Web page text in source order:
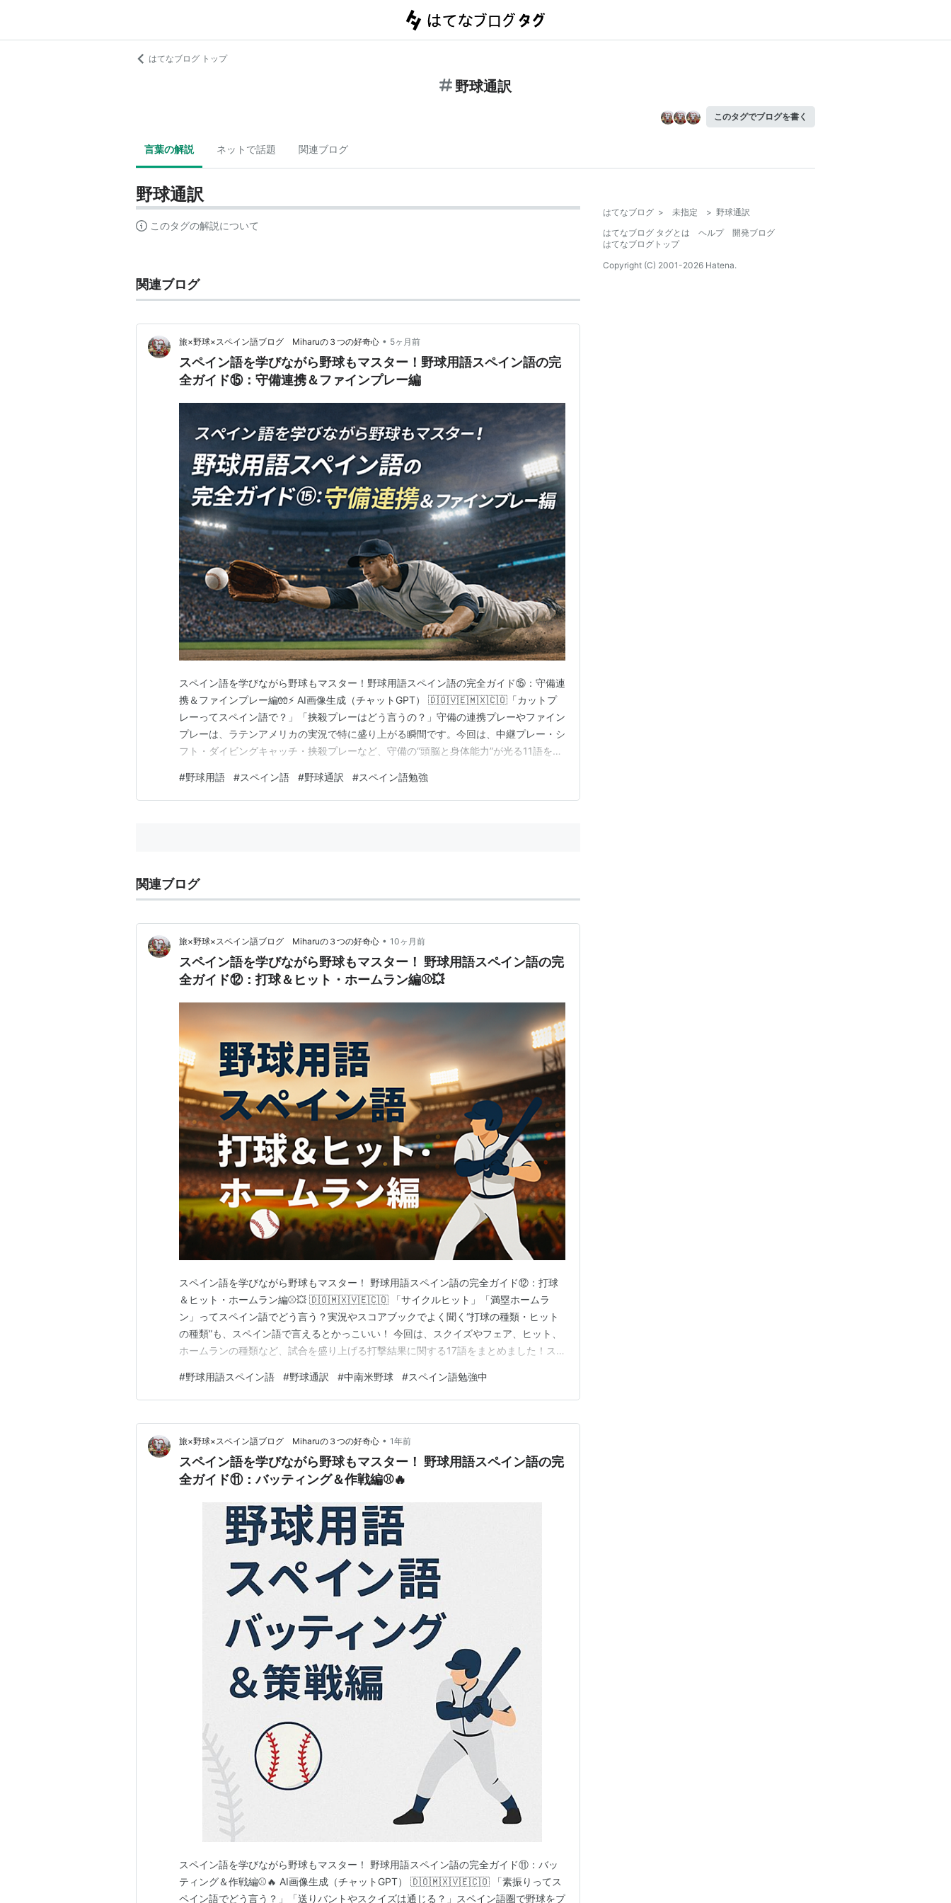
はてなブログ トップ
野球通訳
このタグでブログを書く
言葉の解説 ネットで話題 関連ブログ
野球通訳
このタグの解説について
関連ブログ
旅×野球×スペイン語ブログ Miharuの３つの好奇心 • 5ヶ月前
スペイン語を学びながら野球もマスター！野球用語スペイン語の完
全ガイド⑮：守備連携＆ファインプレー編
スペイン語を学びながら野球もマスター！野球用語スペイン語の完全ガイド⑮：守備連
携＆ファインプレー編🧤⚡ AI画像生成（チャットGPT） 🇩🇴🇻🇪🇲🇽🇨🇴「カットプ
レーってスペイン語で？」「挟殺プレーはどう言うの？」守備の連携プレーやファイン
プレーは、ラテンアメリカの実況で特に盛り上がる瞬間です。今回は、中継プレー・シ
フト・ダイビングキャッチ・挟殺プレーなど、守備の“頭脳と身体能力”が光る11語を厳
ますよ。 前回の記事⬇️ www.mi-vida-es-siempre-libre.net 🧤 守備連携＆ファインプレ
ー関…
#野球用語 #スペイン語 #野球通訳 #スペイン語勉強
関連ブログ
旅×野球×スペイン語ブログ Miharuの３つの好奇心 • 10ヶ月前
スペイン語を学びながら野球もマスター！ 野球用語スペイン語の完
全ガイド⑫：打球＆ヒット・ホームラン編⚾💥
スペイン語を学びながら野球もマスター！ 野球用語スペイン語の完全ガイド⑫：打球
＆ヒット・ホームラン編⚾💥 🇩🇴🇲🇽🇻🇪🇨🇴 「サイクルヒット」「満塁ホームラ
ン」ってスペイン語でどう言う？実況やスコアブックでよく聞く“打球の種類・ヒット
の種類”も、スペイン語で言えるとかっこいい！ 今回は、スクイズやフェア、ヒット、
ホームランの種類など、試合を盛り上げる打撃結果に関する17語をまとめました！ス
un jonrón!🔥（ホームランを打とう！） 前回の記事は、こちらから⬇️ www.mi-vida-es-
si…
#野球用語スペイン語 #野球通訳 #中南米野球 #スペイン語勉強中
旅×野球×スペイン語ブログ Miharuの３つの好奇心 • 1年前
スペイン語を学びながら野球もマスター！ 野球用語スペイン語の完
全ガイド⑪：バッティング＆作戦編⚾🔥
スペイン語を学びながら野球もマスター！ 野球用語スペイン語の完全ガイド⑪：バッ
ティング＆作戦編⚾🔥 AI画像生成（チャットGPT） 🇩🇴🇲🇽🇻🇪🇨🇴 「素振りってス
ペイン語でどう言う？」「送りバントやスクイズは通じる？」スペイン語圏で野球をプ
はてなブログ > 未指定 > 野球通訳
はてなブログ タグとは
ヘルプ
開発ブログ
はてなブログトップ
Copyright (C) 2001-2026 Hatena.